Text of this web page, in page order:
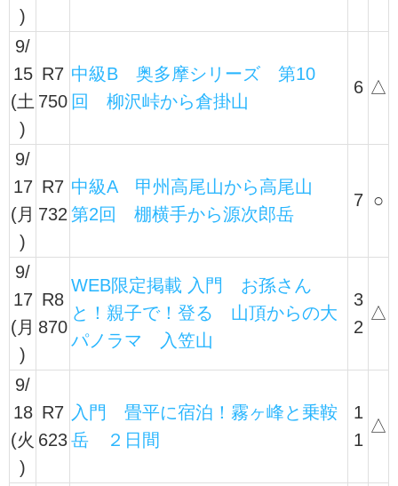
)
9/
15
(土
)
R7
750
中級B 奥多摩シリーズ 第10
回 柳沢峠から倉掛山
6 △
9/
17
(月
)
R7
732
中級A 甲州高尾山から高尾山
第2回 棚横手から源次郎岳
7 ○
9/
17
(月
)
R8
870
WEB限定掲載 入門 お孫さん
と！親子で！登る 山頂からの大
パノラマ 入笠山
3
2
△
9/
18
(火
)
R7
623
入門 畳平に宿泊！霧ヶ峰と乗鞍
岳 ２日間
1
1
△